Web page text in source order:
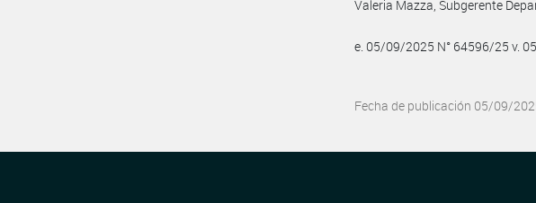
Valeria Mazza, Subgerente
e. 05/09/2025 N° 64596/25 v.
Fecha de publicación 05/09/